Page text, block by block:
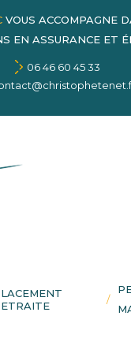
VOUS ACCOMPAGNE
EN ASSURANCE ET
06 46 60 45 33